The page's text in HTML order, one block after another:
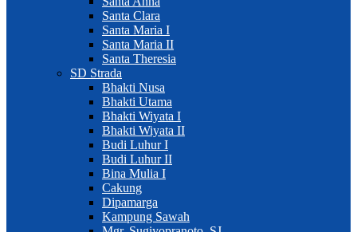
Santa Clara
Santa Maria I
Santa Maria II
Santa Theresia
SD Strada
Bhakti Nusa
Bhakti Utama
Bhakti Wiyata I
Bhakti Wiyata II
Budi Luhur I
Budi Luhur II
Bina Mulia I
Cakung
Dipamarga
Kampung Sawah